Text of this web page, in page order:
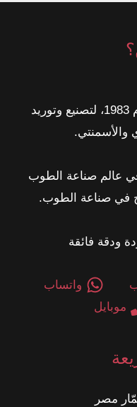
شركة العمار مصر تأسست عام 1983، لتصنيع وتوريد
والأسمنتي.
من 5 مصانع في عالم صناعة الطوب
في صناعة الطوب.
ودقة فائقة
واتساب
موبايل
مصر